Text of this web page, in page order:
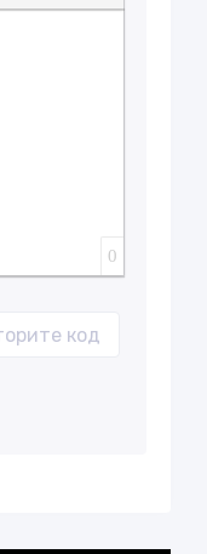
текста
спойлера
0